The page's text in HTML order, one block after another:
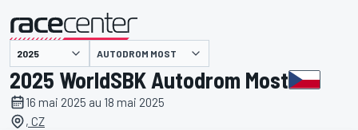
présenté par AUTODROM MOST
2025 WorldSBK Autodrom Most
16 mai 2025 au 18 mai 2025
, CZ